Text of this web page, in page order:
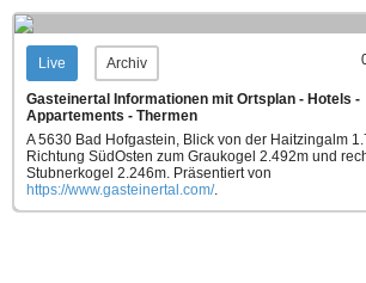
Live Archiv
Gasteinertal Informationen mit Ortsplan - Hotels -
Appartements - Thermen
A 5630 Bad Hofgastein, Blick von der Haitzingalm
Richtung SüdOsten zum Graukogel 2.492m und
Stubnerkogel 2.246m. Präsentiert von
https://www.gasteinertal.com/.